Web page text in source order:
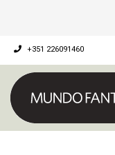
+351 226091460